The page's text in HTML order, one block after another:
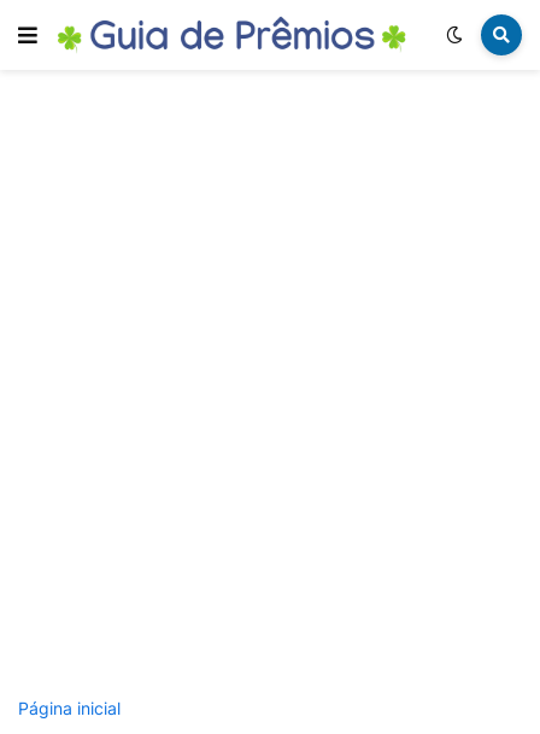
Página inicial